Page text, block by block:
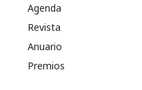
Agenda
Revista
Anuario
Premios